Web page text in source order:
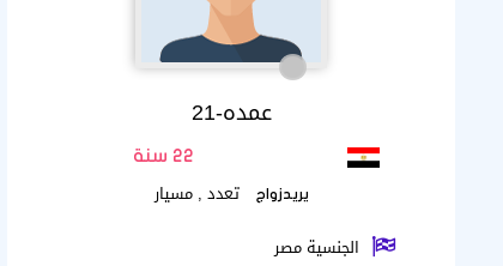
عمده-21
22 سنة
يريدزواج
تعدد , مسيار
الجنسية مصر